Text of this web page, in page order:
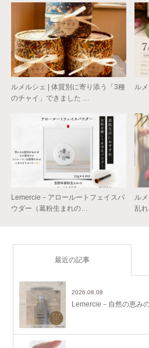
ルメルシェ | 体質別に寄り添う「3種
のチャイ」できました …
ル
Lemercie－アロールートフェイスパ
ウダー（葛粉生まれの…
ル
乱
最近の記事
2026.08.08
Lemercie－自然の恵み